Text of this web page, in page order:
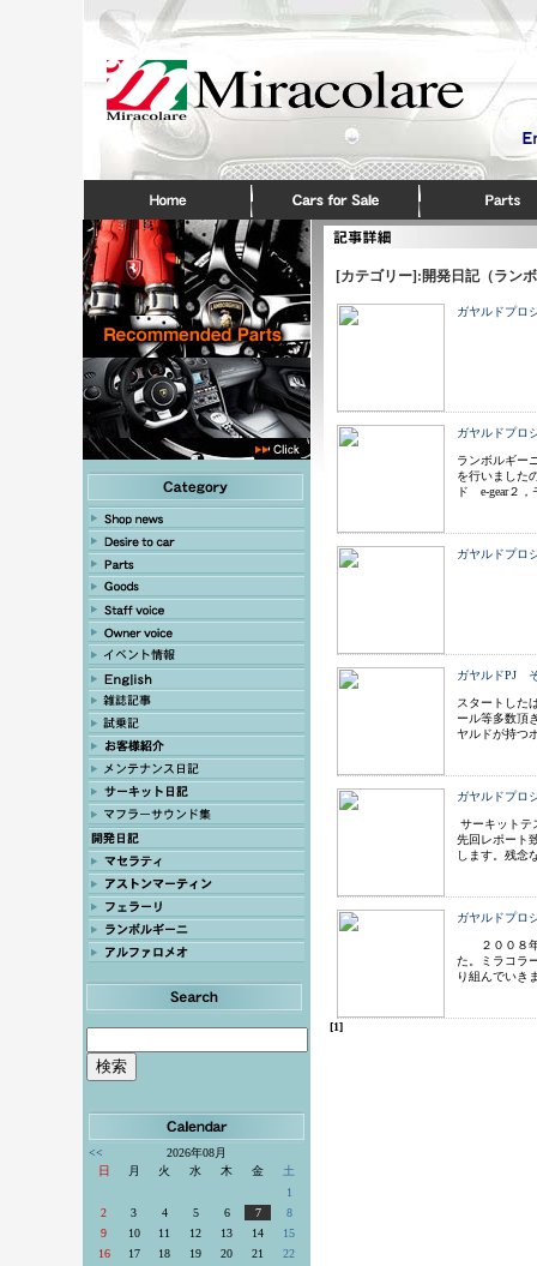
<<
2026年08月
日
月 火 水 木 金
土
1
2
3 4 5 6 7
8
9
10 11 12 13 14
15
16
17 18 19 20 21
22
[カテゴリー]:開発日記（ラン
ガヤルドプロ
ガヤルドプ
ランボルギー
を行いました
ド e-gear２
ガヤルドプロ
ガヤルドPJ
スタートした
ール等多数頂
ヤルドが持つ
ガヤルドプロ
サーキットテ
先回レポート
します。残念
ガヤルドプロ
２００８年
た。ミラコラ
り組んでいき
[1]